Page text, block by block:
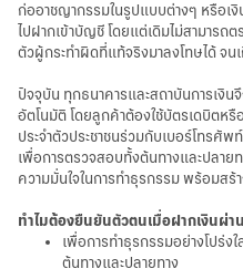
華人事務
日本語
EN
ก่ออาชญากรรมในรูปแบบต่างๆ หรือเงิ
ไปฝากเข้าบัญชี โดยแต่เดิมไม่สามารถ
ตัวผู้กระทำผิดที่แท้จริงมาลงโทษได้ จน
ปัจจุบัน ทุกธนาคารและสถาบันการเงิน
อัตโนมัติ โดยลูกค้าต้องใช้บัตรเดบิตห
ประจำตัวประชาชนร่วมกับเบอร์โทร
เพื่อการตรวจสอบทั้งต้นทางและปลาย
ความมั่นใจในการทำธุรกรรม พร้อมส
ทำไมต้องยืนยันตัวตนเมื่อฝากเงินผ่า
เพื่อการทำธุรกรรมอย่างโปร่ง
ต้นทางและปลายทาง